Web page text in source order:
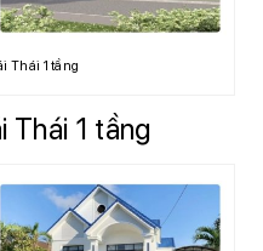
Thái 1 tầng
Thái 1 tầng